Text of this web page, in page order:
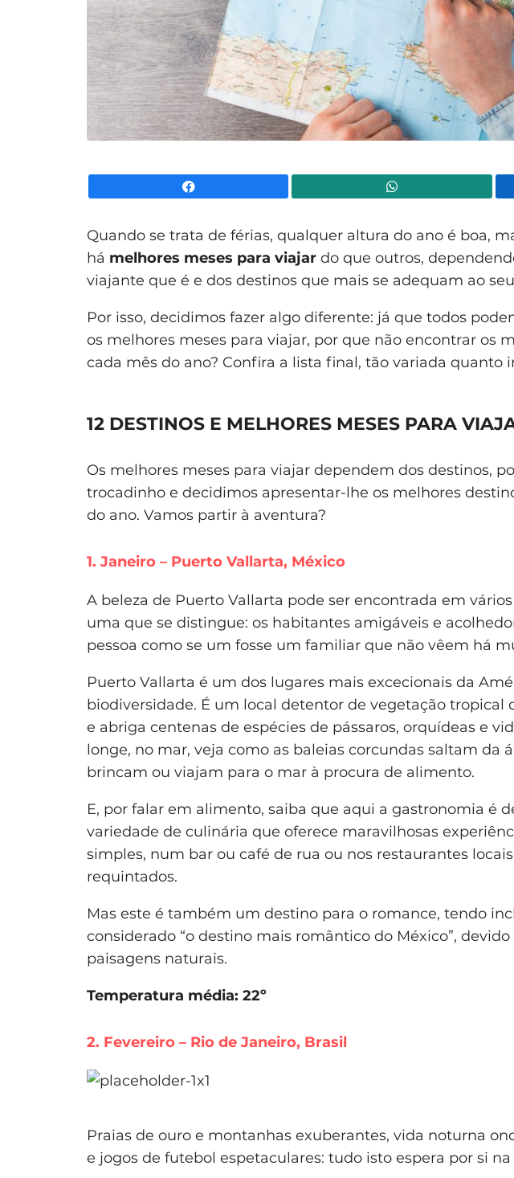
Quando se trata de férias, qualquer altura do ano é boa,
há melhores meses para viajar do que outros,
viajante que é e dos destinos que mais se adequam ao
Por isso, decidimos fazer algo diferente: já que todos
os melhores meses para viajar, por que não encontrar os
cada mês do ano? Confira a lista final, tão variada quanto
12 DESTINOS E MELHORES MESES PARA
Os melhores meses para viajar dependem dos destinos,
trocadinho e decidimos apresentar-lhe os melhores
do ano. Vamos partir à aventura?
1. Janeiro – Puerto Vallarta, México
A beleza de Puerto Vallarta pode ser encontrada em
uma que se distingue: os habitantes amigáveis e
pessoa como se um fosse um familiar que não vêem há
Puerto Vallarta é um dos lugares mais excecionais da
biodiversidade. É um local detentor de vegetação tropical
e abriga centenas de espécies de pássaros, orquídeas e
longe, no mar, veja como as baleias corcundas saltam da
brincam ou viajam para o mar à procura de alimento.
E, por falar em alimento, saiba que aqui a gastronomia é
variedade de culinária que oferece maravilhosas
simples, num bar ou café de rua ou nos restaurantes
requintados.
Mas este é também um destino para o romance, tendo
considerado “o destino mais romântico do México”,
paisagens naturais.
Temperatura média: 22º
2. Fevereiro – Rio de Janeiro, Brasil
Praias de ouro e montanhas exuberantes, vida noturna
e jogos de futebol espetaculares: tudo isto espera por si